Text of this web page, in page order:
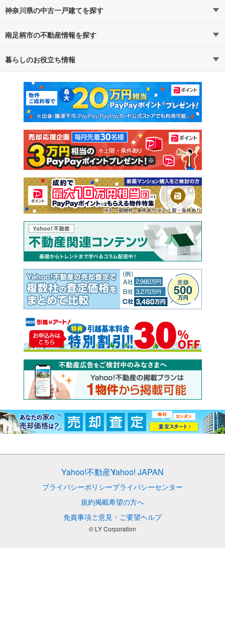
神奈川県の中古一戸建てを探す
路線・駅から探す
通勤・通学時間から探す
南足柄市の不動産情報を探す
不動産・住宅
新築マンション 中古マンション
新築一戸建て 中古一戸建て
注文住宅 土地
売却査定
暮らしのお役立ち情報
マンションカタログ 教えて！住まいの先生
Yahoo!不動産Yahoo! JAPAN
プライバシーポリシープライバシーセンター
規約掲載希望の方へ
免責事項ご意見・ご要望ヘルプ
© LY Corporation